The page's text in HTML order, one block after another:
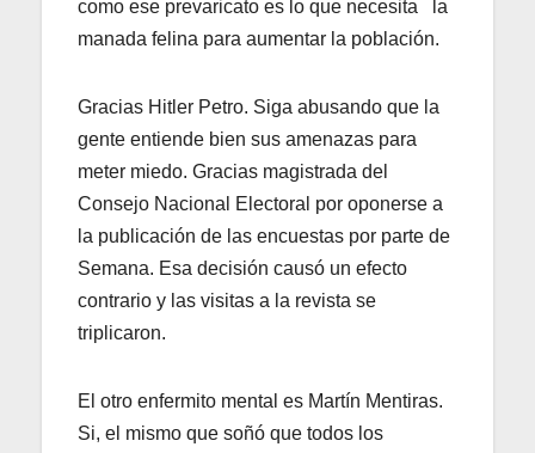
como ese prevaricato es lo que necesita la
manada felina para aumentar la población.
Gracias Hitler Petro. Siga abusando que la
gente entiende bien sus amenazas para
meter miedo. Gracias magistrada del
Consejo Nacional Electoral por oponerse a
la publicación de las encuestas por parte de
Semana. Esa decisión causó un efecto
contrario y las visitas a la revista se
triplicaron.
El otro enfermito mental es Martín Mentiras.
Si, el mismo que soñó que todos los